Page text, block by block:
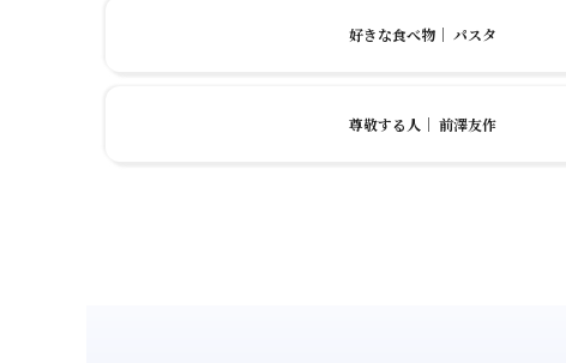
好きな食べ物 ｜ パスタ
尊敬する人 ｜ 前澤友作